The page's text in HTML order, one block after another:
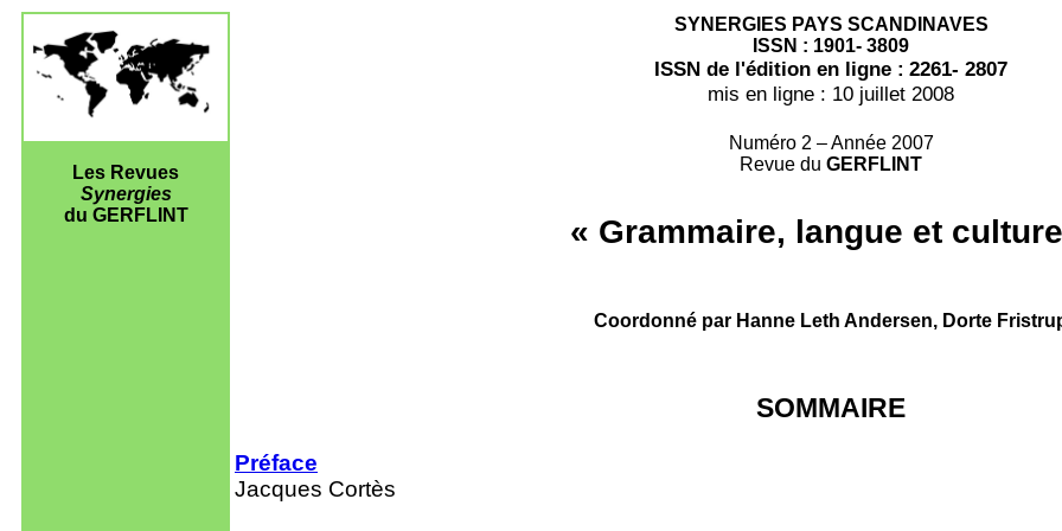
Les Revues
Synergies
du GERFLINT
SYNERGIES PAYS SCANDINAVES
ISSN : 1901- 3809
ISSN de l'édition en ligne : 2261- 2807
mis en ligne : 10 juillet 2008
Numéro 2 – Année 2007
Revue du GERFLINT
« Grammaire, langue et
Coordonné par Hanne Leth Andersen, Dorte
SOMMAIRE
Préface
Jacques Cortès